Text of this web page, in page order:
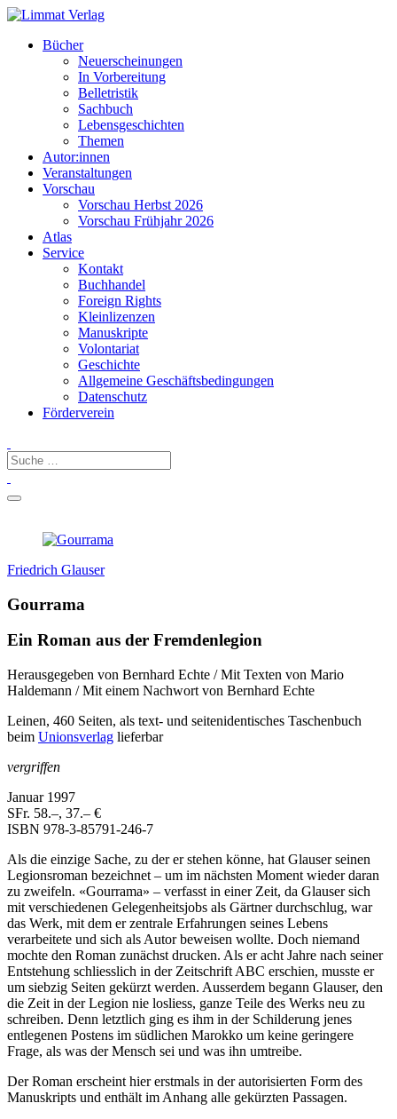
Bücher
Neuerscheinungen
In Vorbereitung
Belletristik
Sachbuch
Lebensgeschichten
Themen
Autor:innen
Veranstaltungen
Vorschau
Vorschau Herbst 2026
Vorschau Frühjahr 2026
Atlas
Service
Kontakt
Buchhandel
Foreign Rights
Kleinlizenzen
Manuskripte
Volontariat
Geschichte
Allgemeine Geschäftsbedingungen
Datenschutz
Förderverein
Friedrich Glauser
Gourrama
Ein Roman aus der Fremdenlegion
Herausgegeben von Bernhard Echte / Mit Texten von Mario
Haldemann / Mit einem Nachwort von Bernhard Echte
Leinen, 460 Seiten, als text- und seitenidentisches Taschenbuch
beim Unionsverlag lieferbar
vergriffen
Januar 1997
SFr. 58.–, 37.– €
ISBN 978-3-85791-246-7
Als die einzige Sache, zu der er stehen könne, hat Glauser seinen
Legionsroman bezeichnet – um im nächsten Moment wieder daran
zu zweifeln. «Gourrama» – verfasst in einer Zeit, da Glauser sich
mit verschiedenen Gelegenheitsjobs als Gärtner durchschlug, war
das Werk, mit dem er zentrale Erfahrungen seines Lebens
verarbeitete und sich als Autor beweisen wollte. Doch niemand
mochte den Roman zunächst drucken. Als er acht Jahre nach seiner
Entstehung schliesslich in der Zeitschrift ABC erschien, musste er
um siebzig Seiten gekürzt werden. Ausserdem begann Glauser, den
die Zeit in der Legion nie losliess, ganze Teile des Werks neu zu
schreiben. Denn letztlich ging es ihm in der Schilderung jenes
entlegenen Postens im südlichen Marokko um keine geringere
Frage, als was der Mensch sei und was ihn umtreibe.
Der Roman erscheint hier erstmals in der autorisierten Form des
Manuskripts und enthält im Anhang alle gekürzten Passagen.